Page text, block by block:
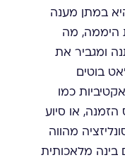
במתן מענה
היממה, מה
ומגביר את
בוטים
כמו
הזמנה, או סיוע
מהווה
בינה מלאכותית